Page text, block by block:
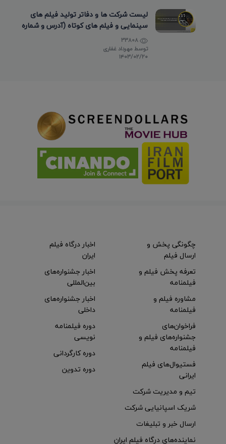
لیست شرکت ها و دفاتر تولید فیلم های
سینمایی و فیلم های کوتاه (آدرس و شماره
تماس)
توسط مهرداد غفاری
۱۴۰۳/۰۲/۲۰
چگونگی پخش و
ارسال فیلم
تعرفه پخش فیلم و
فیلمنامه
مشاوره فیلم و
فیلمنامه
اخبار درگاه فیلم
ایران
اخبار جشنواره‌های
بین‌المللی
اخبار جشنواره‌های
داخلی
فراخوان‌های
جشنواره‌های فیلم و
فیلمنامه
فستیوال‌های فیلم
ایرانی
دوره فیلمنامه
نویسی
دوره کارگردانی
دوره تدوین
تیم و مدیریت شرکت
شریک اسپانیایی شرکت
ارسال خبر و تبلیغات
نماینده‌های درگاه فیلم ایران